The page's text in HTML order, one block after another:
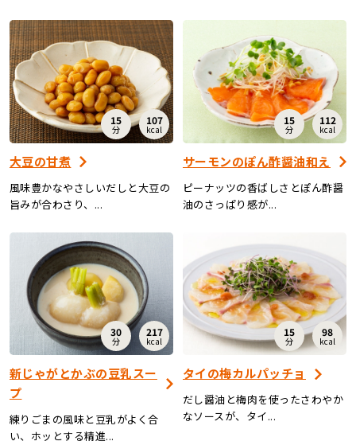
15
分
107
kcal
大豆の甘煮
風味豊かなやさしいだしと大豆の
旨みが合わさり、...
15
分
112
kcal
サーモンのぽん酢醤油和え
ピーナッツの香ばしさとぽん酢醤
油のさっぱり感が...
30
分
217
kcal
新じゃがとかぶの豆乳スー
プ
練りごまの風味と豆乳がよく合
い、ホッとする精進...
15
分
98
kcal
タイの梅カルパッチョ
だし醤油と梅肉を使ったさわやか
なソースが、タイ...